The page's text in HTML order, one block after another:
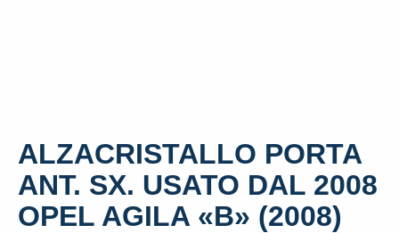
ALZACRISTALLO PORTA
ANT. SX. USATO DAL 2008
OPEL AGILA «B» (2008)